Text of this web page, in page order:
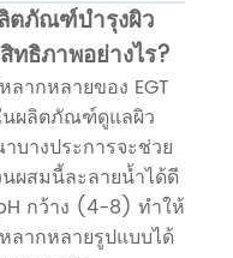
ตภัณฑ์บำรุงผิว
ทธิภาพอย่างไร?
ากหลายของ EGT
นผลิตภัณฑ์ดูแลผิว
บางประการจะช่วย
ผสมนี้ละลายน้ำได้ดี
กว้าง (4-8) ทำให้
ากหลายรูปแบบได้